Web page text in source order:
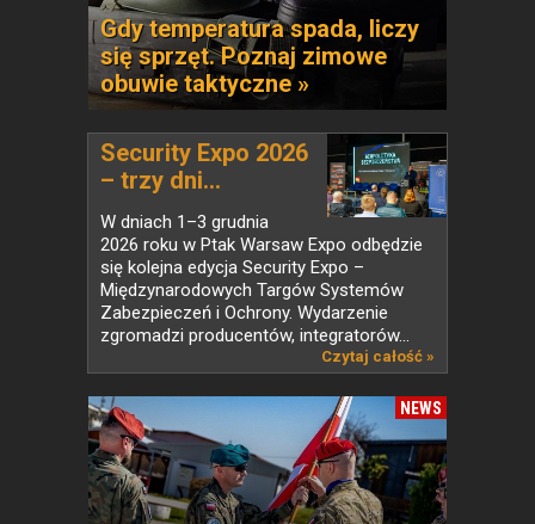
Gdy temperatura spada, liczy
się sprzęt. Poznaj zimowe
obuwie taktyczne »
Security Expo 2026
– trzy dni...
W dniach 1–3 grudnia
2026 roku w Ptak Warsaw Expo odbędzie
się kolejna edycja Security Expo –
Międzynarodowych Targów Systemów
Zabezpieczeń i Ochrony. Wydarzenie
zgromadzi producentów, integratorów...
Czytaj całość »
NEWS